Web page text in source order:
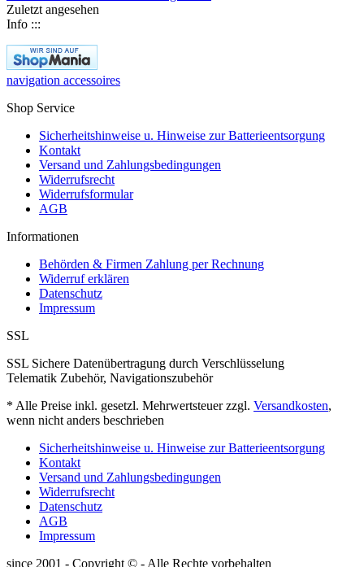
Zuletzt angesehen
Info :::
navigation accessoires
Shop Service
Sicherheitshinweise u. Hinweise zur Batterieentsorgung
Kontakt
Versand und Zahlungsbedingungen
Widerrufsrecht
Widerrufsformular
AGB
Informationen
Behörden & Firmen Zahlung per Rechnung
Widerruf erklären
Datenschutz
Impressum
SSL
SSL Sichere Datenübertragung durch Verschlüsselung
Telematik Zubehör, Navigationszubehör
* Alle Preise inkl. gesetzl. Mehrwertsteuer zzgl. Versandkosten,
wenn nicht anders beschrieben
Sicherheitshinweise u. Hinweise zur Batterieentsorgung
Kontakt
Versand und Zahlungsbedingungen
Widerrufsrecht
Datenschutz
AGB
Impressum
since 2001 - Copyright © - Alle Rechte vorbehalten